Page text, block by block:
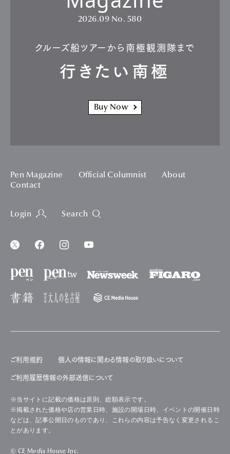
2026.09 No. 580
クルーズ船ツアーから南極観測隊まで
行きたい南極
Buy Now
Pen Magazine Official Columnist
About
Contact
Login Search
ご利用規約 個人の情報に関わる情報の取り扱いについて
ご利用履歴情報の外部送信について
※当サイトに記載の価格は原則、総額表示です。
※掲載された価格や店の営業日時、施設の開場日時、イベントの開催日時
などは、記事公開日のものであり、これらの内容は予告なく変更されるこ
とがあります。
© CE Media House Inc.